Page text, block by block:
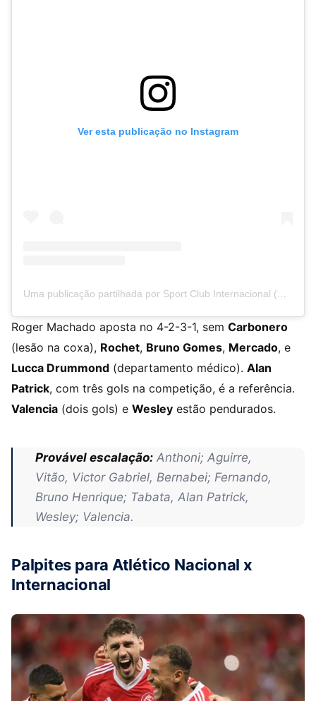
Ver esta publicação no Instagram
Uma publicação partilhada por Sport Club Internacional (@scinternacional)
Roger Machado aposta no 4-2-3-1, sem Carbonero
(lesão na coxa), Rochet, Bruno Gomes, Mercado, e
Lucca Drummond (departamento médico). Alan
Patrick, com três gols na competição, é a referência.
Valencia (dois gols) e Wesley estão pendurados.
Provável escalação: Anthoni; Aguirre,
Vitão, Victor Gabriel, Bernabei; Fernando,
Bruno Henrique; Tabata, Alan Patrick,
Wesley; Valencia.
Palpites para Atlético Nacional x
Internacional